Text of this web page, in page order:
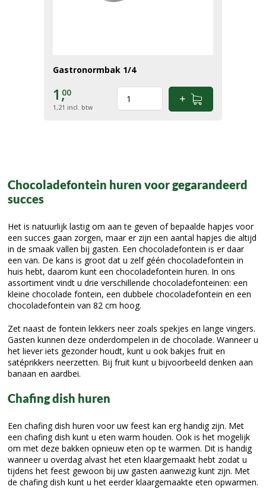
Gastronormbak 1/4
1,00
1,21 incl. btw
Chocoladefontein huren voor gegarandeerd
succes
Het is natuurlijk lastig om aan te geven of bepaalde hapjes voor
een succes gaan zorgen, maar er zijn een aantal hapjes die altijd
in de smaak vallen bij gasten. Een chocoladefontein is er daar
een van. De kans is groot dat u zelf géén chocoladefontein in
huis hebt, daarom kunt een chocoladefontein huren. In ons
assortiment vindt u drie verschillende chocoladefonteinen: een
kleine chocolade fontein, een dubbele chocoladefontein en een
chocoladefontein van 82 cm hoog.
Zet naast de fontein lekkers neer zoals spekjes en lange vingers.
Gasten kunnen deze onderdompelen in de chocolade. Wanneer u
het liever iets gezonder houdt, kunt u ook bakjes fruit en
satéprikkers neerzetten. Bij fruit kunt u bijvoorbeeld denken aan
banaan en aardbei.
Chafing dish huren
Een chafing dish huren voor uw feest kan erg handig zijn. Met
een chafing dish kunt u eten warm houden. Ook is het mogelijk
om met deze bakken opnieuw eten op te warmen. Dit is handig
wanneer u overdag alvast het eten klaargemaakt hebt zodat u
tijdens het feest gewoon bij uw gasten aanwezig kunt zijn. Met
de chafing dish kunt u het eerder klaargemaakte eten opwarmen.